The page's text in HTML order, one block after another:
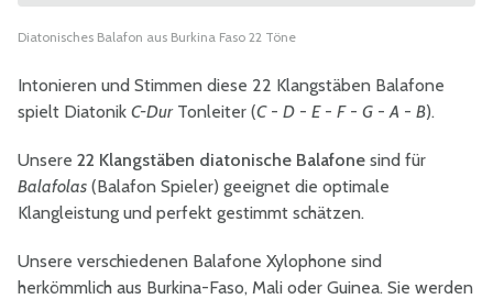
Diatonisches Balafon aus Burkina Faso 22 Töne
Intonieren und Stimmen diese 22 Klangstäben Balafone
spielt Diatonik C-DurTonleiter (C- D - E- F- G - A - B).
Unsere 22 Klangstäben diatonische Balafone sind für
Balafolas (Balafon Spieler) geeignet die optimale
Klangleistung und perfekt gestimmt schätzen.
Unsere verschiedenen Balafone Xylophone sind
herkömmlich aus Burkina-Faso, Mali oder Guinea. Sie werden